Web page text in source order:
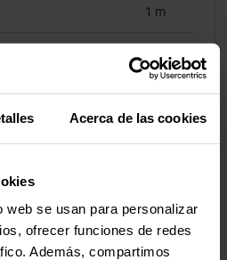
Acerca de las cookies
web se usan para personalizar
ofrecer funciones de redes
Además, compartimos
1 m